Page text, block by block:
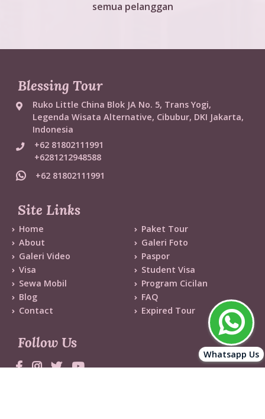
semua pelanggan
Blessing Tour
Ruko Little China Blok JA No. 5, Trans Yogi,
Legenda Wisata Alternative, Cibubur, DKI Jakarta,
Indonesia
+62 81802111991
+6281212948588
+62 81802111991
Site Links
Home
Paket Tour
About
Galeri Foto
Galeri Video
Paspor
Visa
Student Visa
Sewa Mobil
Program Cicilan
Blog
FAQ
Contact
Expired Tour
Follow Us
Whatsapp Us